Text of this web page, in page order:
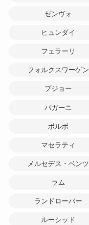
ゼンヴォ
ヒュンダイ
フェラーリ
フォルクスワーゲン
プジョー
パガーニ
ボルボ
マセラティ
メルセデス・ベンツ
ラム
ランドローバー
ルーシッド